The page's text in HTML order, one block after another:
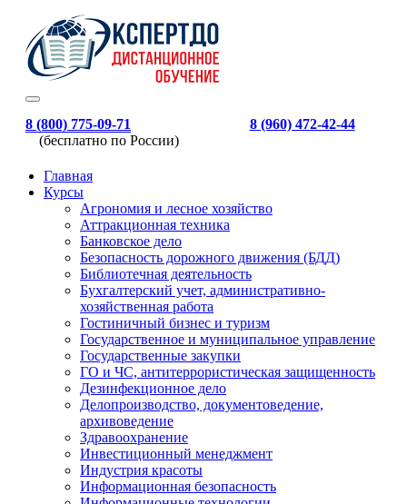
8 (800) 775-09-71
(бесплатно по России)
8 (960) 472-42-44
Главная
Курсы
Агрономия и лесное хозяйство
Аттракционная техника
Банковское дело
Безопасность дорожного движения (БДД)
Библиотечная деятельность
Бухгалтерский учет, административно-
хозяйственная работа
Гостиничный бизнес и туризм
Государственное и муниципальное управление
Государственные закупки
ГО и ЧС, антитеррористическая защищенность
Дезинфекционное дело
Делопроизводство, документоведение,
архивоведение
Здравоохранение
Инвестиционный менеджмент
Индустрия красоты
Информационная безопасность